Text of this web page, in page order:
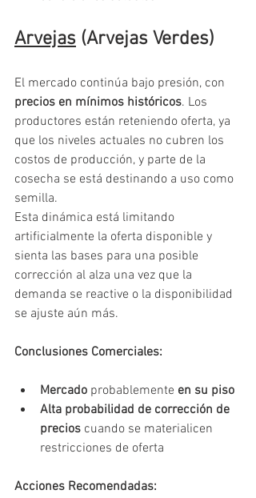
Arvejas (Arvejas Verdes)
El mercado continúa bajo presión, con
precios en mínimos históricos. Los
productores están reteniendo oferta, ya
que los niveles actuales no cubren los
costos de producción, y parte de la
cosecha se está destinando a uso como
semilla.
Esta dinámica está limitando
artificialmente la oferta disponible y
sienta las bases para una posible
corrección al alza una vez que la
demanda se reactive o la disponibilidad
se ajuste aún más.
Conclusiones Comerciales:
Mercado probablemente en su piso
Alta probabilidad de corrección de
precios cuando se materialicen
restricciones de oferta
Acciones Recomendadas: